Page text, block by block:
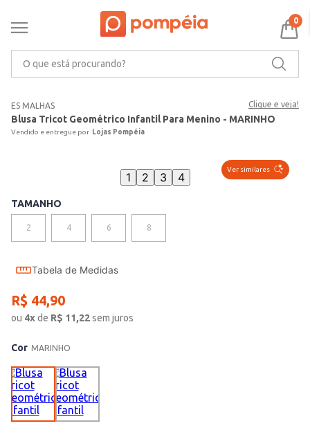
0
ES MALHAS Clique e veja!
Blusa Tricot Geométrico Infantil Para Menino - MARINHO
Lojas Pompéia
Ver similares
1 2 3 4
TAMANHO
2 4 6 8
Tabela de Medidas
R$ 44,90
ou 4xde R$ 11,22sem juros
Cor MARINHO